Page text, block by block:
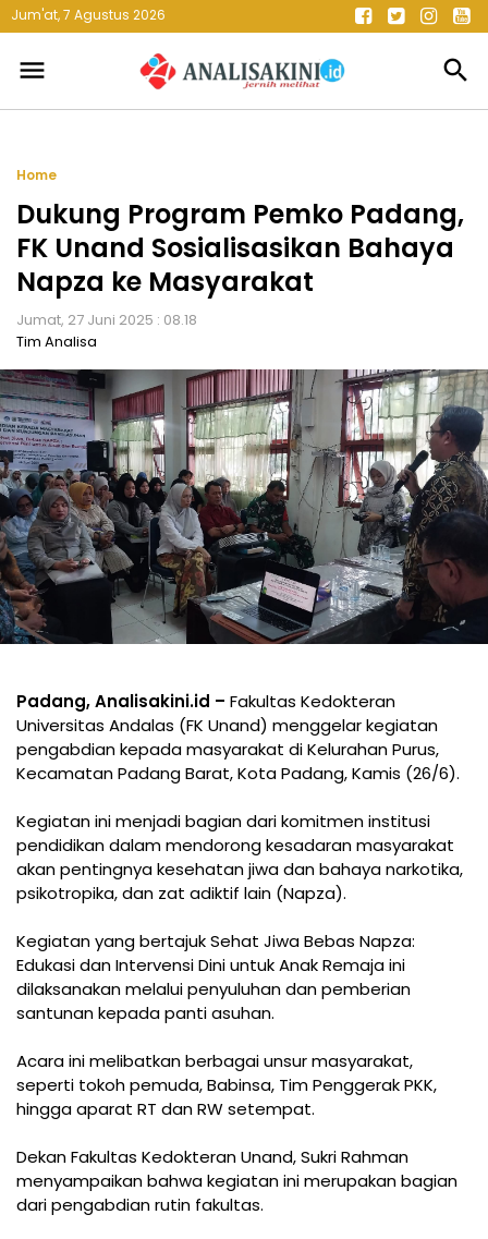
Jum'at, 7 Agustus 2026
menu search
Home
Dukung Program Pemko Padang,
FK Unand Sosialisasikan Bahaya
Napza ke Masyarakat
Jumat, 27 Juni 2025 : 08.18
Tim Analisa
Padang, Analisakini.id – Fakultas Kedokteran
Universitas Andalas (FK Unand) menggelar kegiatan
pengabdian kepada masyarakat di Kelurahan Purus,
Kecamatan Padang Barat, Kota Padang, Kamis (26/6).
Kegiatan ini menjadi bagian dari komitmen institusi
pendidikan dalam mendorong kesadaran masyarakat
akan pentingnya kesehatan jiwa dan bahaya narkotika,
psikotropika, dan zat adiktif lain (Napza).
Kegiatan yang bertajuk Sehat Jiwa Bebas Napza:
Edukasi dan Intervensi Dini untuk Anak Remaja ini
dilaksanakan melalui penyuluhan dan pemberian
santunan kepada panti asuhan.
Acara ini melibatkan berbagai unsur masyarakat,
seperti tokoh pemuda, Babinsa, Tim Penggerak PKK,
hingga aparat RT dan RW setempat.
Dekan Fakultas Kedokteran Unand, Sukri Rahman
menyampaikan bahwa kegiatan ini merupakan bagian
dari pengabdian rutin fakultas.